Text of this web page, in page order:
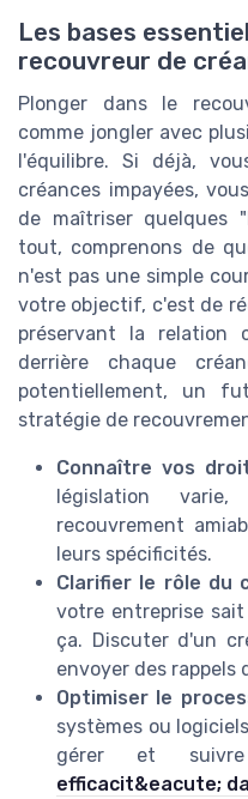
Les bases
recouvreur de
Plonger dans le
comme jongler avec
l'équilibre. Si déjà,
créances impayées,
de maîtriser quelques
tout, comprenons de
n'est pas une simple
votre objectif, c'est de
préservant la relation
derrière chaque
potentiellement, un
stratégie de
Connaître vos
législation
recouvrement
leurs spécificités.
Clarifier le rôle du
votre entreprise
ça. Discuter d'un
envoyer des rappels
Optimiser le
systèmes ou
gérer et
efficacit&eacute;